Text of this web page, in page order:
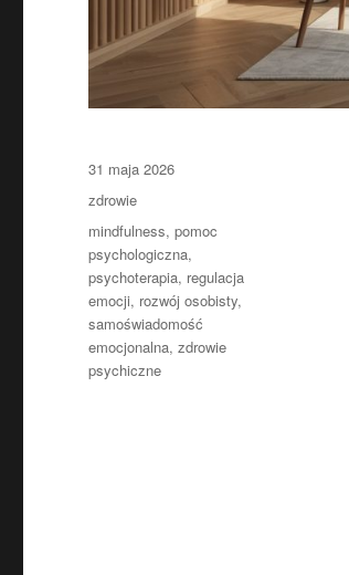
Data
publikacji
31 maja 2026
Kategorie
zdrowie
Tagi
mindfulness,pomoc
psychologiczna,
psychoterapia, regulacja
emocji, rozwój osobisty,
samoświadomość
emocjonalna,zdrowie
psychiczne